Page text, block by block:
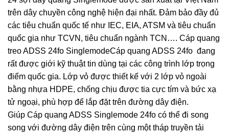
trên dây chuyền công nghệ hiện đại nhất. Đảm bảo đầy đủ
các tiêu chuẩn quốc tế như IEC, EIA, ATSM và tiêu chuẩn
quốc gia như TCVN, tiêu chuẩn ngành TCN…. Cáp quang
treo ADSS 24fo SinglemodeCáp quang ADSS 24fo đang
rất được giới kỹ thuật tin dùng tại các công trình lớp trọng
điểm quốc gia. Lớp vỏ được thiết kế với 2 lớp vỏ ngoài
bằng nhựa HDPE, chống chịu được tia cực tím và bức xạ
tử ngoại, phù hợp để lắp đặt trên đường dây điện.
Giúp Cáp quang ADSS Singlemode 24fo có thể đi song
song với đường dây điện trên cùng một tháp truyền tải